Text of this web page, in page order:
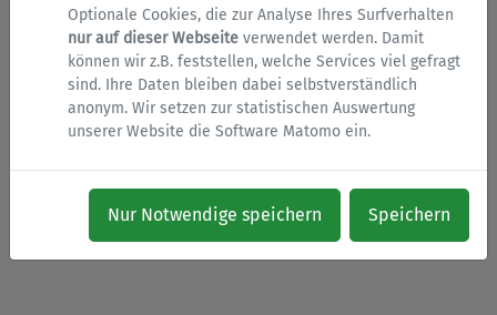
Optionale Cookies, die zur Analyse Ihres Surfverhalten
nur auf dieser Webseite verwendet werden. Damit
können wir z.B. feststellen, welche Services viel gefragt
sind. Ihre Daten bleiben dabei selbstverständlich
anonym. Wir setzen zur statistischen Auswertung
unserer Website die Software Matomo ein.
Nur Notwendige speichern Speichern